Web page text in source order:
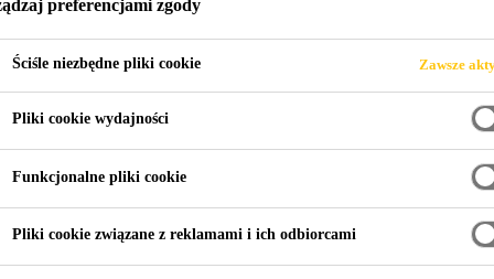
PRODUKTU KARTA
preferencjami zgody
Ściśle niezbędne pliki cookie Zawsze
Pliki cookie wydajności
Funkcjonalne pliki cookie
Pliki cookie związane z reklamami i ich odbiorcami